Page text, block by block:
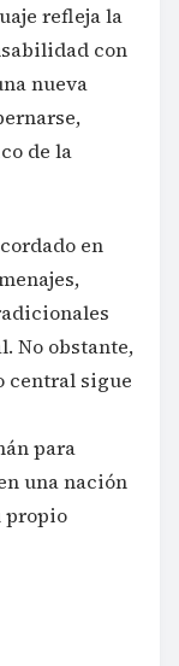
refleja la
con
nueva
de la
en
No obstante,
central sigue
para
una nación
propio